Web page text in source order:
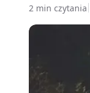
2 min czytania